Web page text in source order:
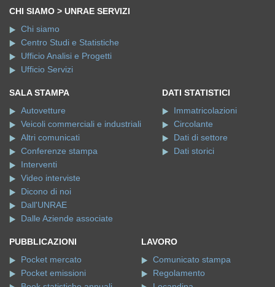
CHI SIAMO > UNRAE SERVIZI
Chi siamo
Centro Studi e Statistiche
Ufficio Analisi e Progetti
Ufficio Servizi
SALA STAMPA
Autovetture
Veicoli commerciali e industriali
Altri comunicati
Conferenze stampa
Interventi
Video interviste
Dicono di noi
Dall'UNRAE
Dalle Aziende associate
DATI STATISTICI
Immatricolazioni
Circolante
Dati di settore
Dati storici
PUBBLICAZIONI
Pocket mercato
Pocket emissioni
LAVORO
Comunicato stampa
Regolamento